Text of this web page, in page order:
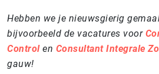
Hebben we je nieuwsgierig
bijvoorbeeld de vacatures voor
Control en Consultant Integrale
gauw!